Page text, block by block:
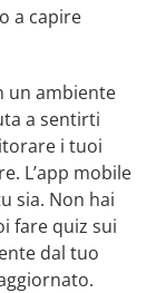
a capire
un ambiente
a sentirti
i tuoi
L’app mobile
sia. Non hai
fare quiz sui
dal tuo